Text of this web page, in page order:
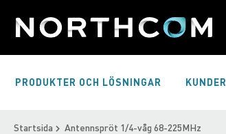
Skip
PRODUKTER OCH LÖSNINGAR KUNDER
Startsida Antennspröt 1/4-våg 68-225MHz